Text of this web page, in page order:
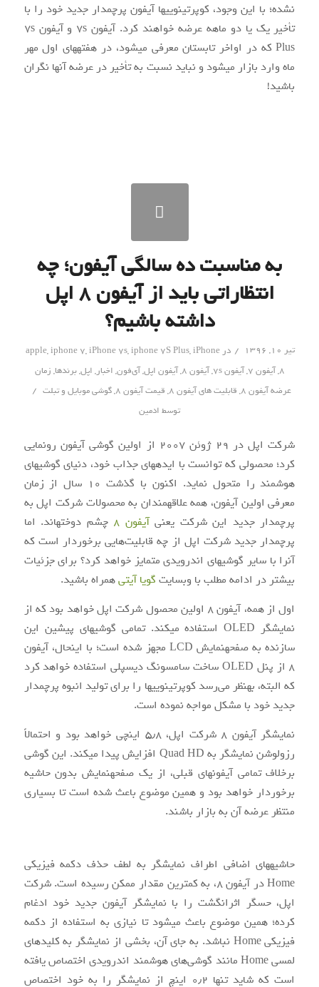
نشده؛ با این وجود، کوپرتینویی‎ها آیفون پرچم‎دار جدید خود را با
تأخیر یک یا دو ماهه عرضه خواهند کرد. آیفون ۷s و آیفون ۷s
Plus که در اواخر تابستان معرفی می‎شود، در هفته‏های اول مهر
ماه وارد بازار می‎شود و نباید نسبت به تأخیر در عرضه آن‎ها نگران
باشید!
به مناسبت ده سالگی آیفون؛ چه
انتظاراتی باید از آیفون ۸ اپل
داشته باشیم؟
تیر ۱۰, ۱۳۹۶ / در apple,iphone 7,iPhone 7s,iphone 7S Plus,iPhone
8
,آیفون 7 ,آیفون 7s ,آیفون 8 ,آیفون اپل,آی‌فون, اخبار, اپل,برندها, زمان
عرضه آیفون 8 , قابلیت های آیفون 8 , قیمت آیفون 8 ,گوشی موبایل و تبلت /
توسط ادمین
شرکت اپل در ۲۹ ژوئن ۲۰۰۷ از اولین گوشی آیفون رونمایی
کرد؛ محصولی که توانست با ایده‎های جذاب خود، دنیای گوشی‎های
هوشمند را متحول نماید. اکنون با گذشت ۱۰ سال از زمان
معرفی اولین آیفون، همه علاقه‎مندان به محصولات شرکت اپل به
پرچم‎دار جدید این شرکت یعنی
آیفون ۸
چشم دوخته‎اند. اما
پرچم‎دار جدید شرکت اپل از چه قابلیت‌هایی برخوردار است که
آن‎را با سایر گوشی‎های اندرویدی متمایز خواهد کرد؟ برای جزئیات
بیشتر در ادامه مطلب با وب‎سایت
گویا آی‎تی
همراه باشید.
اول از همه، آیفون ۸ اولین محصول شرکت اپل خواهد بود که از
نمایشگر OLED استفاده می‎کند. تمامی گوشی‎های پیشین این
سازنده به صفحه‎نمایش LCD مجهز شده است؛ با این‎حال، آیفون
۸ از پنل OLED ساخت سامسونگ دیسپلی استفاده خواهد کرد
که البته، به‎نظر می‌رسد کوپرتینویی‎ها را برای تولید انبوه پرچم‎دار
جدید خود با مشکل مواجه نموده است.
نمایشگر آیفون ۸ شرکت اپل، ۵٫۸ اینچی خواهد بود و احتمالاً
رزولوشن نمایشگر به Quad HD افزایش پیدا می‎کند. این گوشی
برخلاف تمامی آیفون‎های قبلی، از یک صفحه‎نمایش بدون حاشیه
برخوردار خواهد بود و همین موضوع باعث شده است تا بسیاری
منتظر عرضه آن به بازار باشند.
حاشیه‎های اضافی اطراف نمایشگر به لطف حذف دکمه فیزیکی
Home در آیفون ۸، به کم‎ترین مقدار ممکن رسیده است. شرکت
اپل، حسگر اثرانگشت را با نمایشگر آیفون جدید خود ادغام
کرده؛ همین موضوع باعث می‎شود تا نیازی به استفاده از دکمه
فیزیکی Home نباشد. به جای آن، بخشی از نمایشگر به کلیدهای
لمسی Home مانند گوشی‌های هوشمند اندرویدی اختصاص یافته
است که شاید تنها ۰٫۲ اینچ از نمایشگر را به خود اختصاص